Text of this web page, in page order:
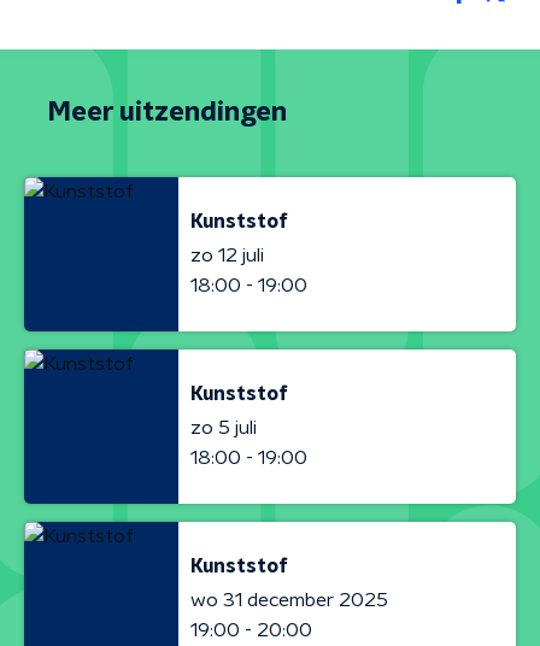
Meer uitzendingen
Kunststof
zo 12 juli
18:00 - 19:00
Kunststof
zo 5 juli
18:00 - 19:00
Kunststof
wo 31 december 2025
19:00 - 20:00